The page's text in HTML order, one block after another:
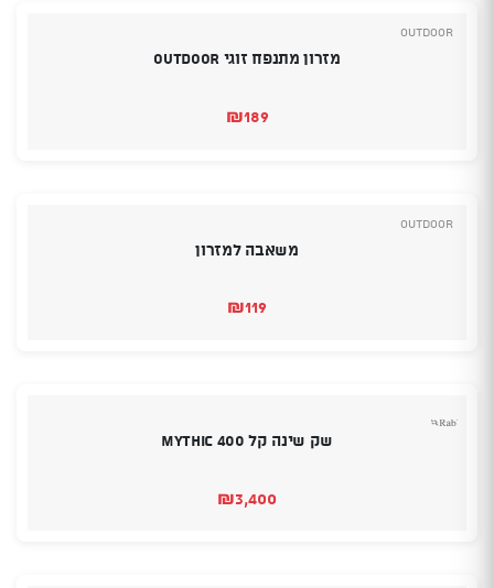
Outdoor
מזרון מתנפח זוגי OUTDOOR
₪189
Outdoor
משאבה למזרון
₪119
שק שינה קל Mythic 400
₪3,400